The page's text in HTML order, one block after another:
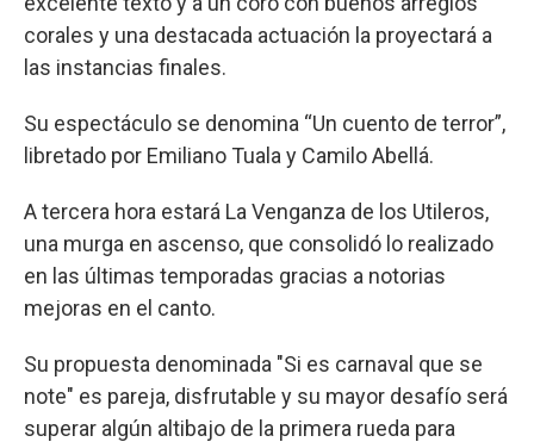
corales y una destacada actuación la proyectará a
las instancias finales.
Su espectáculo se denomina “Un cuento de terror”,
libretado por Emiliano Tuala y Camilo Abellá.
A tercera hora estará La Venganza de los Utileros,
una murga en ascenso, que consolidó lo realizado
en las últimas temporadas gracias a notorias
mejoras en el canto.
Su propuesta denominada "Si es carnaval que se
note" es pareja, disfrutable y su mayor desafío será
superar algún altibajo de la primera rueda para